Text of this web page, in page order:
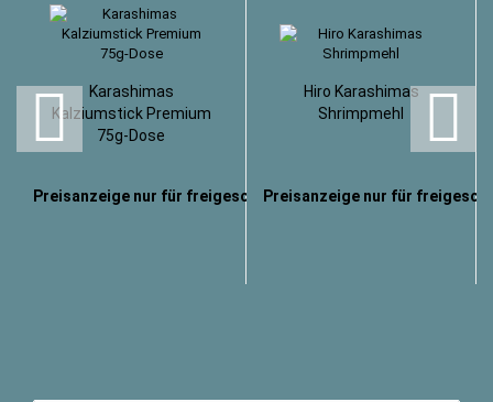
Karashimas
Kalziumstick Premium
75g-Dose
Preisanzeige nur für freigeschaltete Kunden
Hiro Karashimas
Shrimpmehl
Preisanzeige nur für